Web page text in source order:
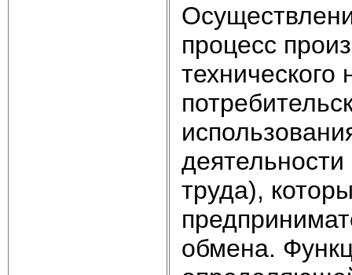
процесс
технического
труда),
обмена.